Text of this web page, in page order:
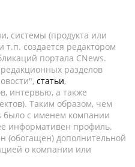
системы (продукта или
т.п. создается редактором
портала CNews.
разделов
статьи,
интервью, а также
Таким образом, чем
было с именем компании
информативен профиль.
(обогащен) дополнительной
о компании или